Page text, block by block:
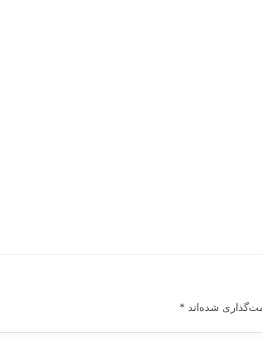
شده‌اند *